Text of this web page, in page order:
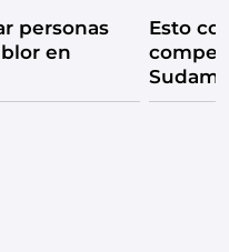
personas
en
Esto